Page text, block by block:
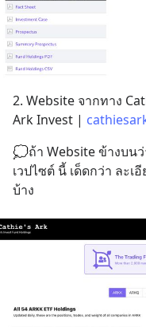
2. Website จากทาง
Ark Invest |
💭ถ้า Website ข้างบน
เวปไซต์ นี้ เด็ดกว่า ละ
บ้าง